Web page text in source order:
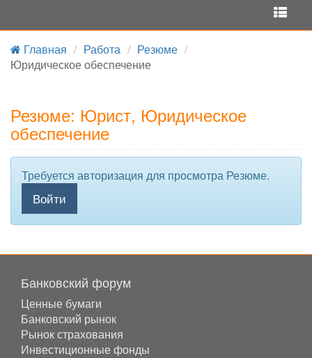
Меню
Главная / Работа / Резюме /
Юридическое обеспечение
Резюме: Юрист, Юридическое
обеспечение
Требуется авторизация для просмотра Резюме.
Войти
Банковский форум
Ценные бумаги
Банковский рынок
Рынок страхования
Инвестиционные фонды